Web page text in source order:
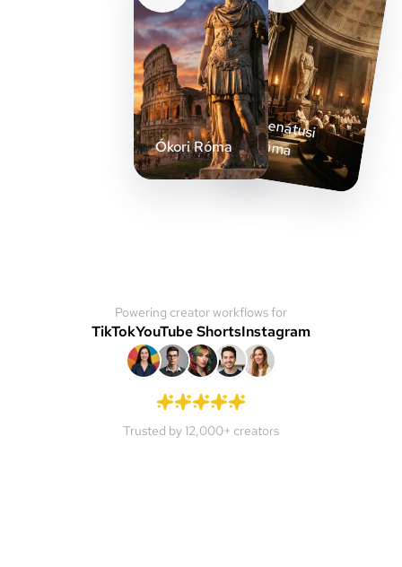
Ókori Róma
Szenátusi
drám
a
Powering creator workflows for
TikTokYouTube ShortsInstagram
Trusted by 12,000+ creators